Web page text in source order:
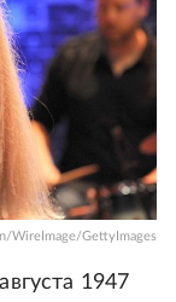
WireImage/GettyImages
1947